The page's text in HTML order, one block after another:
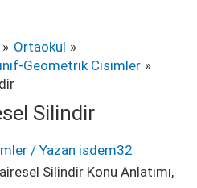
Ortaokul
Geometrik Cisimler
Silindir
/ Yazan isdem32
Silindir Konu Anlatımı,